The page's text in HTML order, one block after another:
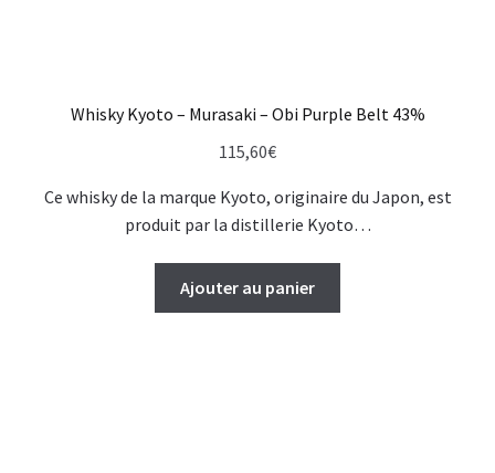
Whisky Kyoto – Murasaki – Obi Purple Belt 43%
115,60€
Ce whisky de la marque Kyoto, originaire du Japon, est
produit par la distillerie Kyoto…
Ajouter au panier